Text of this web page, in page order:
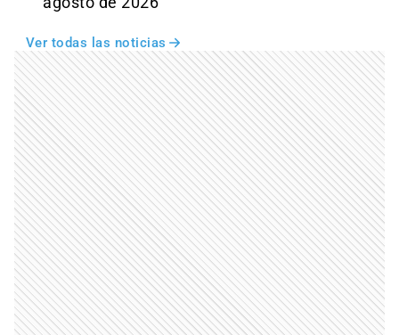
Ver todas las noticias